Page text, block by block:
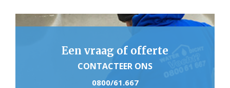
Een vraag of offerte
CONTACTEER ONS
0800/61.667